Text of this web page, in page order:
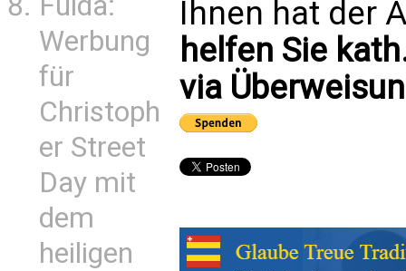
Werbung
für
Christoph
er Street
Day mit
dem
heiligen
Ihnen hat der
helfen Sie
via